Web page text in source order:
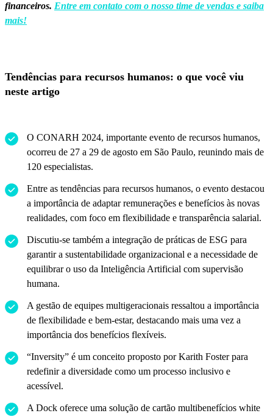
financeiros. Entre em contato com o nosso time de vendas e saiba
mais!
Tendências para recursos humanos: o que você viu
neste artigo
O CONARH 2024, importante evento de recursos humanos,
ocorreu de 27 a 29 de agosto em São Paulo, reunindo mais de
120 especialistas.
Entre as tendências para recursos humanos, o evento destacou
a importância de adaptar remunerações e benefícios às novas
realidades, com foco em flexibilidade e transparência salarial.
Discutiu-se também a integração de práticas de ESG para
garantir a sustentabilidade organizacional e a necessidade de
equilibrar o uso da Inteligência Artificial com supervisão
humana.
A gestão de equipes multigeracionais ressaltou a importância
de flexibilidade e bem-estar, destacando mais uma vez a
importância dos benefícios flexíveis.
“Inversity” é um conceito proposto por Karith Foster para
redefinir a diversidade como um processo inclusivo e
acessível.
A Dock oferece uma solução de cartão multibenefícios white